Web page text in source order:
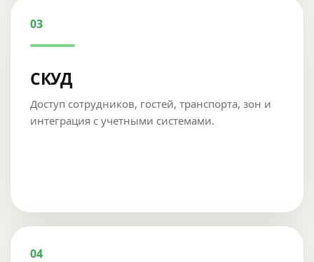
03
СКУД
Доступ сотрудников, гостей, транспорта, зон и
интеграция с учетными системами.
04